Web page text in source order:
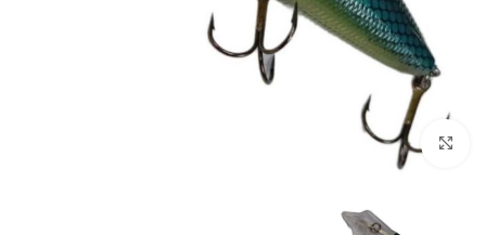
بزرگنمایی تصویر